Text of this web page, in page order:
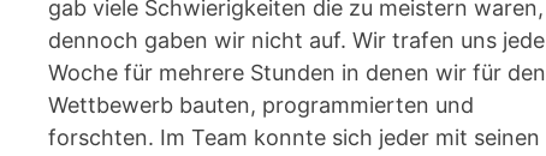
gab viele Schwierigkeiten die zu meistern waren,
dennoch gaben wir nicht auf. Wir trafen uns jede
Woche für mehrere Stunden in denen wir für den
Wettbewerb bauten, programmierten und
forschten. Im Team konnte sich jeder mit seinen